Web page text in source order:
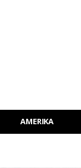
AMERIKA